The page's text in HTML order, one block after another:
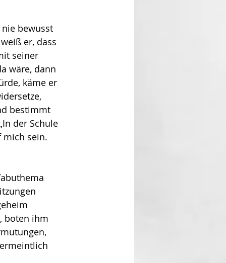
bewusst
er, dass
seiner
wäre, dann
käme er
bestimmt
der Schule
mich sein.
boten ihm